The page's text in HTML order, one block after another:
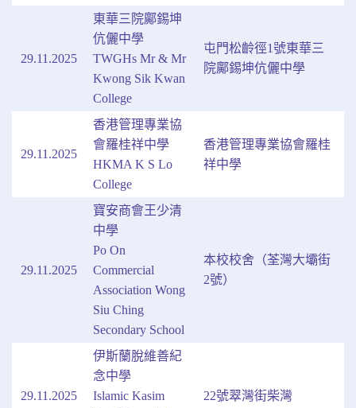
29.11.2025
東華三院鄺錫坤
伉儷中學
TWGHs Mr & Mr
Kwong Sik Kwan
College
屯門松齡徑1號東華三
院鄺錫坤伉儷中學
29.11.2025
香港管理專業協
會羅桂祥中學
HKMA K S Lo
College
香港管理專業協會羅桂
祥中學
29.11.2025
寶安商會王少清
中學
Po On
Commercial
Association Wong
Siu Ching
Secondary School
本校校舍（荃灣大壩街
2號）
29.11.2025
伊斯蘭脫維善紀
念中學
Islamic Kasim
22號翠灣街柴灣